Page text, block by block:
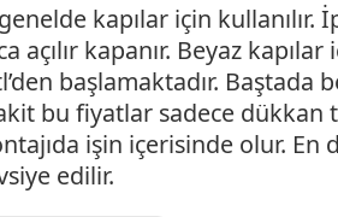
kapılar için kullanılır.
açılır kapanır. Beyaz
başlamaktadır. Baştada
bu fiyatlar sadece dükkan
işin içerisinde olur.
edilir.